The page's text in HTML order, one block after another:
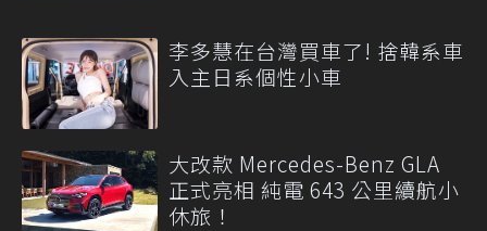
李多慧在台灣買車了! 捨韓系車
入主日系個性小車
大改款 Mercedes-Benz GLA
正式亮相 純電 643 公里續航小
休旅！